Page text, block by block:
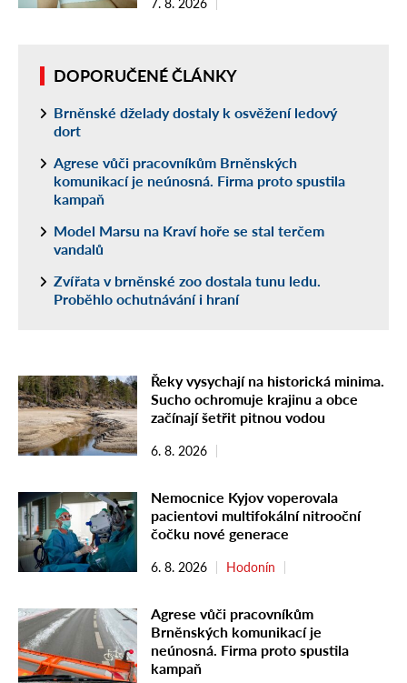
7. 8. 2026
DOPORUČENÉ ČLÁNKY
Brněnské dželady dostaly k osvěžení ledový
dort
Agrese vůči pracovníkům Brněnských
komunikací je neúnosná. Firma proto spustila
kampaň
Model Marsu na Kraví hoře se stal terčem
vandalů
Zvířata v brněnské zoo dostala tunu ledu.
Proběhlo ochutnávání i hraní
Řeky vysychají na historická minima.
Sucho ochromuje krajinu a obce
začínají šetřit pitnou vodou
6. 8. 2026
Nemocnice Kyjov voperovala
pacientovi multifokální nitrooční
čočku nové generace
6. 8. 2026 Hodonín
Agrese vůči pracovníkům
Brněnských komunikací je
neúnosná. Firma proto spustila
kampaň